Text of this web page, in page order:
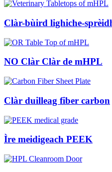
Clàr-bùird lighiche-
NO Clàr Clàr de mHPL
Clàr duilleag fiber carbon
Ìre meidigeach PEEK